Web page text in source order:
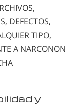
DEFECTOS,
TIPO,
A NARCONON
y